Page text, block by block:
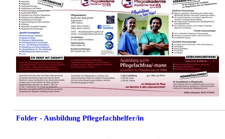
Folder - Ausbildung Pflegefachhelfer/in